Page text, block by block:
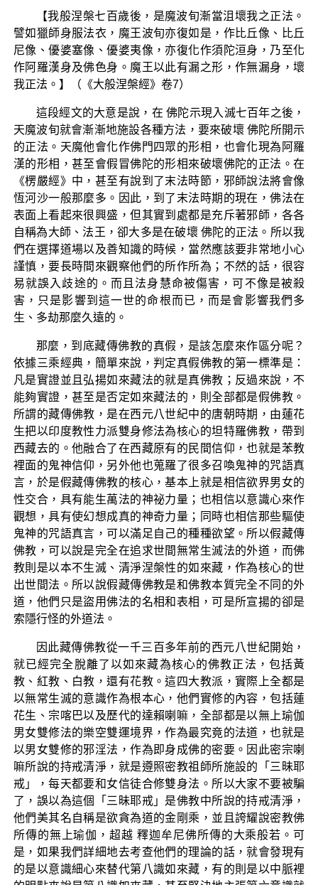
【我般涅槃七百歲後，是魔波旬漸當沮壞我之正法。
譬如獵師身服法衣，魔王波旬亦復如是，作比丘像、比丘
尼像、優婆塞像、優婆夷像，亦復化作須陀洹身，乃至化
作阿羅漢身及佛色身。魔王以此有漏之形，作無漏身，壞
我正法。】（《大般涅槃經》卷7）
這段經文的大意是說，在 佛陀示現入滅七百年之後，
天魔波旬就會漸漸地施設各種方法，要來破壞 佛陀所開示
的正法。天魔他會化作佛門四眾的形相，也會化現為阿羅
漢的形相，甚至會假冒佛陀的形相來破壞佛陀的正法。在
《楞嚴經》中，甚至有說到了末法時節，邪師說法將會像
恆河沙一般那麼多。因此，到了末法時期的現在，佛法在
表面上看起來很興盛，但其實到處都是充斥著邪師，各各
自稱為大師、法王，卻大多是在破壞 佛陀的正法。所以我
們在選擇道場以及善知識的時候，當然應該要非常地小心
謹慎，要長時間來觀察他們的所作所為；不然的話，很容
易就誤入歧途的。而且法身慧命被傷害，可不像是被殺
害，只是影響到這一世的命根而已，而是會影響我們多
生、多劫那麼久遠的。
那麼，到底藏傳佛教的真假，是該怎麼來作區分呢？
依據三乘經典，簡單來說，判定真假佛教的第一標準是：
凡是實證並且弘揚如來藏法的就是真佛教；反過來說，不
能夠實證，甚至是否定如來藏法的，則全部都是假佛教。
所謂的藏傳佛教，是在西元八世紀中的唐朝時期，由蓮花
生把以印度教性力派雙身修法為核心的坦特羅佛教，帶到
西藏去的。他融合了在西藏原有的民間信仰，也就是苯教
裡面的鬼神信仰，另外他也蒐羅了很多召喚鬼神的咒語真
言，於是假藏傳佛教的核心，基本上就是相信欲界男女的
性交合，具有能生萬法的神祕力量；也相信以意識心來作
觀想，具有使幻想成真的神奇力量；同時也相信那些驅使
鬼神的咒語真言，可以滿足自己的種種欲望。所以假藏傳
佛教，可以說是完全在追求世間無常生滅法的外道，而佛
教則是以本不生滅、清淨涅槃性的如來藏，作為核心的世
出世間法。所以說假藏傳佛教是和佛教本質完全不同的外
道，他們只是盜用佛法的名相和表相，可是所宣揚的卻是
索隱行怪的外道法。
因此藏傳佛教從一千三百多年前的西元八世紀開始，
就已經完全脫離了以如來藏為核心的佛教正法，包括黃
教、紅教、白教，還有花教。這四大教派，實際上全都是
以無常生滅的意識作為根本心，他們實修的內容，包括蓮
花生、宗喀巴以及歷代的達賴喇嘛，全部都是以無上瑜伽
男女雙修法的樂空雙運境界，作為最究竟的法道，也就是
以男女雙修的邪淫法，作為即身成佛的密要。因此密宗喇
嘛所說的持戒清淨，就是遵照密教祖師所施設的「三昧耶
戒」，每天都要和女信徒合修雙身法。所以大家不要被騙
了，誤以為這個「三昧耶戒」是佛教中所說的持戒清淨，
他們美其名自稱是欲貪為道的金剛乘，並且誇耀說密教佛
所傳的無上瑜伽，超越 釋迦牟尼佛所傳的大乘般若。可
是，如果我們詳細地去考查他們的理論的話，就會發現有
的是以意識細心來替代第八識如來藏，有的則是以中脈裡